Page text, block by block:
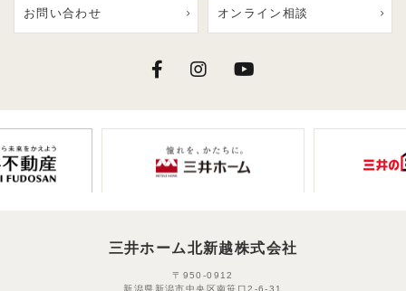
お問い合わせ オンライン相談
三井ホーム北新越株式会社
〒950-0912